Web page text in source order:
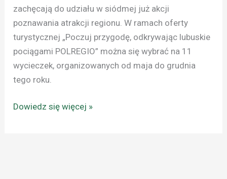
zachęcają do udziału w siódmej już akcji
poznawania atrakcji regionu. W ramach oferty
turystycznej „Poczuj przygodę, odkrywając lubuskie
pociągami POLREGIO” można się wybrać na 11
wycieczek, organizowanych od maja do grudnia
tego roku.
Dowiedz się więcej »